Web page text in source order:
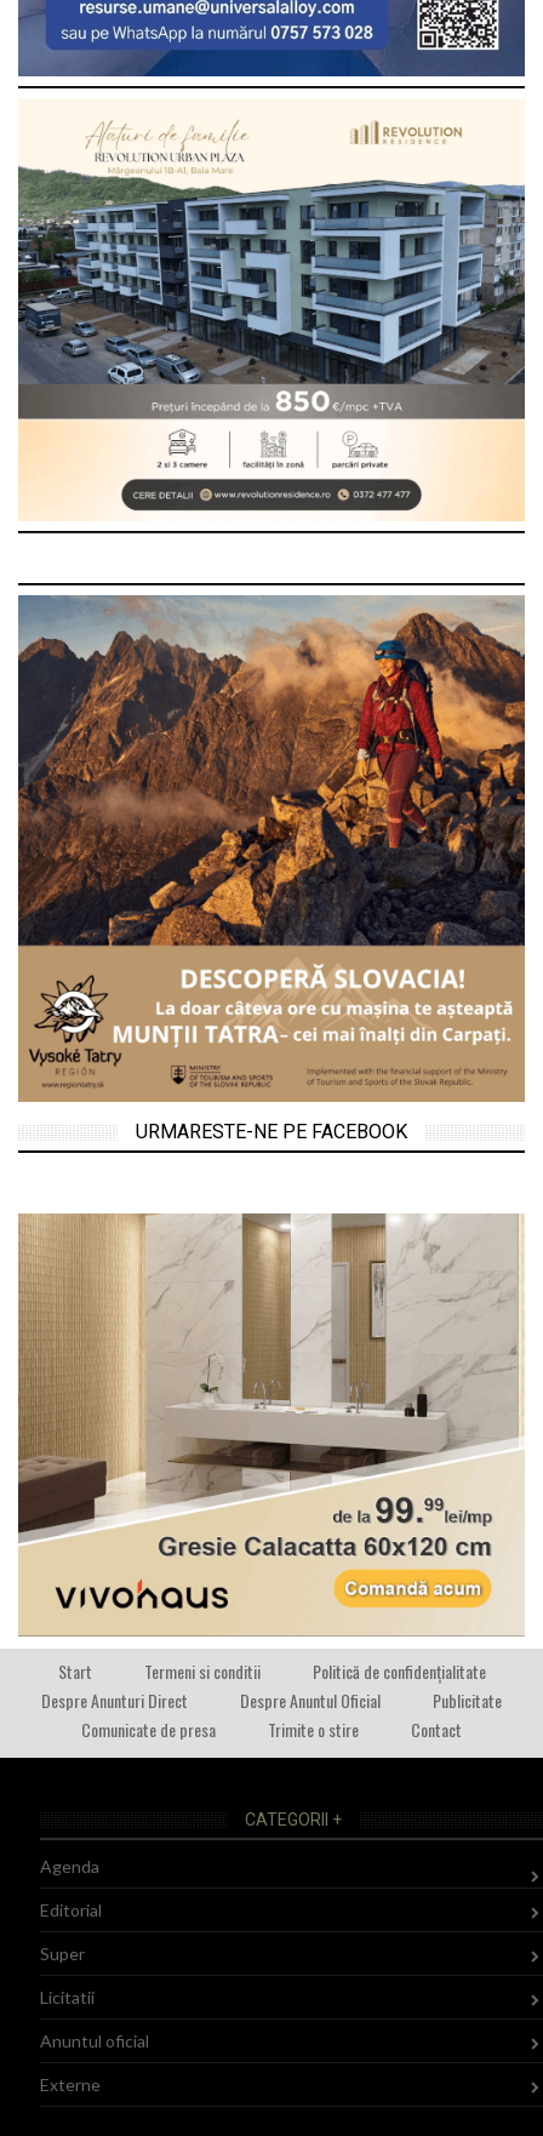
URMARESTE-NE PE FACEBOOK
Start Termeni si conditii
Politică de confidențialitate
Despre Anunturi Direct
Despre Anuntul Oficial
Publicitate
Comunicate de presa
Trimite o stire Contact
CATEGORII +
Agenda
Editorial
Super
Licitatii
Anuntul oficial
Externe